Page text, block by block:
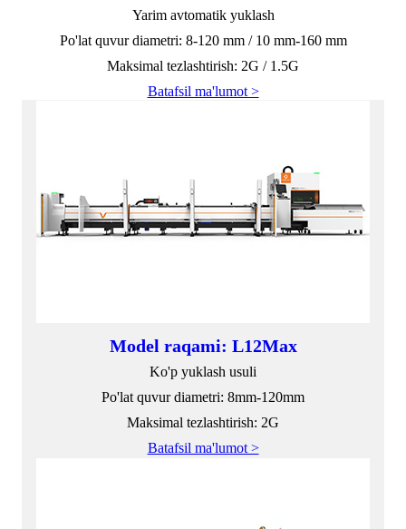
Yarim avtomatik yuklash
Po'lat quvur diametri: 8-120 mm / 10 mm-160 mm
Maksimal tezlashtirish: 2G / 1.5G
Batafsil ma'lumot >
Model raqami: L12Max
Ko'p yuklash usuli
Po'lat quvur diametri: 8mm-120mm
Maksimal tezlashtirish: 2G
Batafsil ma'lumot >